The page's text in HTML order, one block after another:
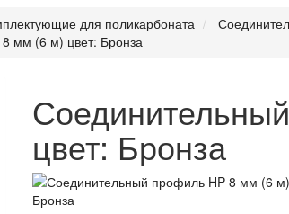
для поликарбоната
мм (6 м) цвет: Бронза
цвет: Бронза